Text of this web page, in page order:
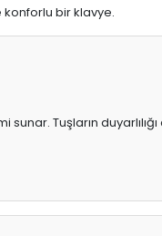
konforlu bir klavye.
Tuşların